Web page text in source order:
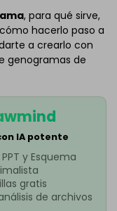
, para qué sirve,
hacerlo paso a
a crearlo con
genogramas de
IA potente
y Esquema
gratis
de archivos